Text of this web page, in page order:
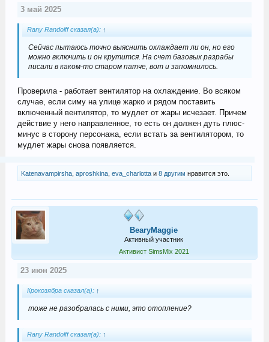
3 май 2025
Rany Randolff сказал(а): ↑
Сейчас пытаюсь точно выяснить охлаждает ли он, но его
можно включить и он крутится. На счет базовых разрабы
писали в каком-то старом патче, вот и запомнилось.
Проверила - работает вентилятор на охлаждение. Во всяком
случае, если симу на улице жарко и рядом поставить
включенный вентилятор, то мудлет от жары исчезает. Причем
действие у него направленное, то есть он должен дуть плюс-
минус в сторону персонажа, если встать за вентилятором, то
мудлет жары снова появляется.
Katenavampirsha, aproshkina, eva_charlottaи 8 другим нравится это.
BearyMaggie
Активный участник
Активист SimsMix 2021
23 июн 2025
Крокозябра сказал(а): ↑
тоже не разобралась с ними, это отопление?
Rany Randolff сказал(а): ↑